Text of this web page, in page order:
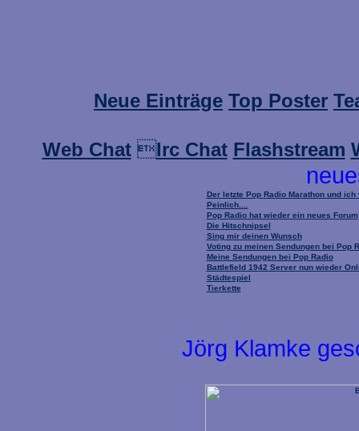
Neue Einträge Top Poster
Web ChatIrc Chat Flashstream
Der letzte Pop Radio Marathon und
Peinlich....
Pop Radio hat wieder ein neues Forum
Die Hitschnipsel
Sing mir deinen Wunsch
Voting zu meinen Sendungen bei Pop
Meine Sendungen bei Pop Radio
Battlefield 1942 Server nun wieder
Städtespiel
Tierkette
Jörg Klamke